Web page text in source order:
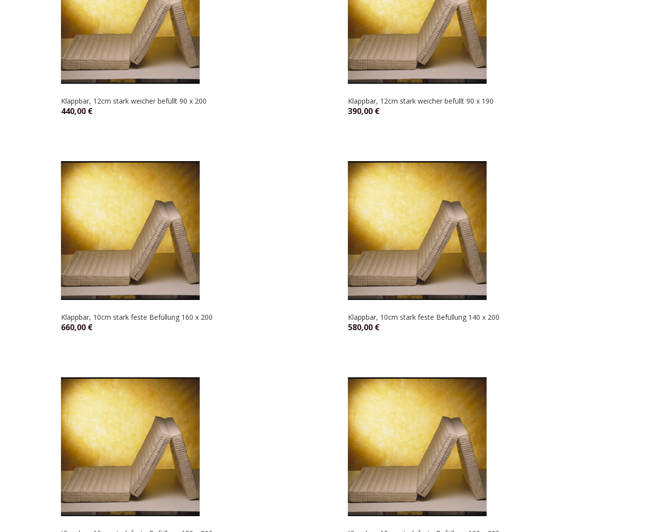
Klappbar, 12cm stark weicher befüllt 90 x 200
440,00 €
Klappbar, 12cm stark weicher befüllt 90 x 190
390,00 €
Klappbar, 10cm stark feste Befüllung 160 x 200
660,00 €
Klappbar, 10cm stark feste Befüllung 140 x 200
580,00 €